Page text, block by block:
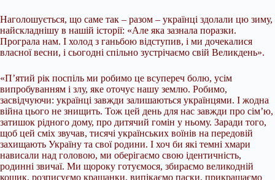
Наголошується, що саме так – разом – українці здолали цю зиму,
найскладнішу в нашій історії: «Але яка зазнала поразки.
Програла нам. І холод з ганьбою відступив, і ми дочекалися
власної весни, і сьогодні спільно зустрічаємо свій Великдень».
«П’ятий рік поспіль ми робимо це всупереч болю, усім
випробуванням і злу, яке оточує нашу землю. Робимо,
засвідчуючи: українці завжди залишаються українцями. І жодна
війна цього не знищить. Тож цей день для нас завжди про сім’ю,
затишок рідного дому, про дитячий гомін у ньому. Заради того,
щоб цей сміх звучав, тисячі українських воїнів на передовій
захищають Україну та свої родини. І хоч би які темні хмари
нависали над головою, ми оберігаємо свою ідентичність,
родинні звичаї. Ми щороку готуємося, збираємо великодній
кошик, розписуємо крашанки, випікаємо паски, прикрашаємо